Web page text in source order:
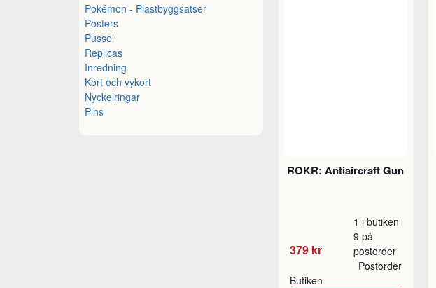
Pokémon - Plastbyggsatser
Posters
Pussel
Replicas
Inredning
Kort och vykort
Nyckelringar
Pins
ROKR: Antiaircraft Gun
379 kr
1 i butiken
9 på
postorder
Butiken
Postorder